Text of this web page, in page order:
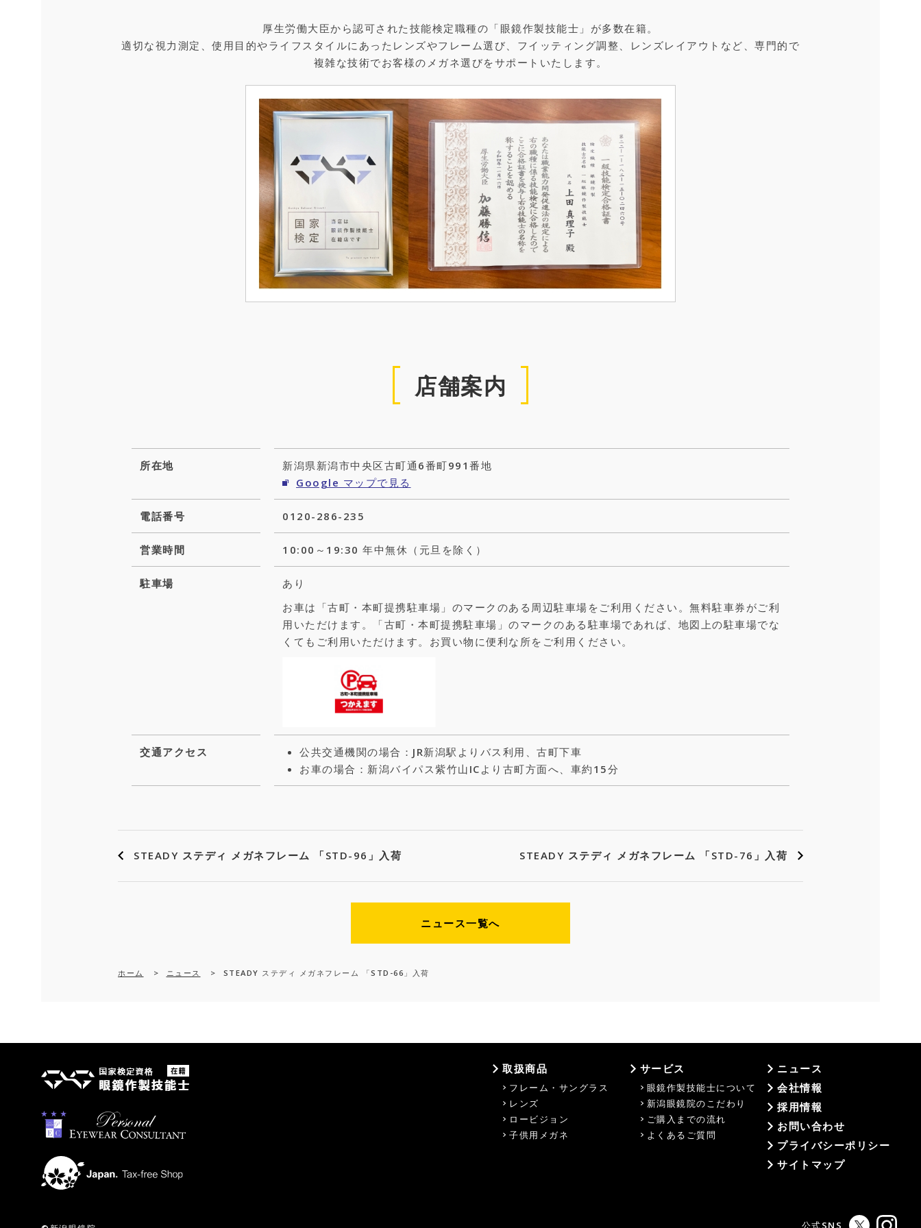
厚生労働大臣から認可された技能検定職種の「眼鏡作製技能士」が多数在籍。
適切な視力測定、使用目的やライフスタイルにあったレンズやフレーム選び、フイッティング調整、レンズレイアウトなど、専門的で
複雑な技術でお客様のメガネ選びをサポートいたします。
店舗案内
所在地
新潟県新潟市中央区古町通6番町991番地
Google マップで見る
電話番号 0120-286-235
営業時間 10:00～19:30 年中無休（元旦を除く）
駐車場
あり
お車は「古町・本町提携駐車場」のマークのある周辺駐車場をご利用ください。無料駐車券がご利
用いただけます。「古町・本町提携駐車場」のマークのある駐車場であれば、地図上の駐車場でな
くてもご利用いただけます。お買い物に便利な所をご利用ください。
交通アクセス
公共交通機関の場合：JR新潟駅よりバス利用、古町下車
お車の場合：新潟バイパス紫竹山ICより古町方面へ、車約15分
STEADY ステディ メガネフレーム 「STD-96」入荷 STEADY ステディ メガネフレーム 「STD-76」入荷
ニュース一覧へ
ホーム > ニュース > STEADY ステディ メガネフレーム 「STD-66」入荷
公式SNS
取扱商品
フレーム・サングラス
レンズ
ロービジョン
子供用メガネ
サービス
眼鏡作製技能士について
新潟眼鏡院のこだわり
ご購入までの流れ
よくあるご質問
ニュース
会社情報
採用情報
お問い合わせ
プライバシーポリシー
サイトマップ